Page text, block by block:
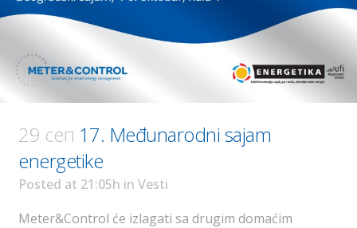
29 сеп 17. Međunarodni sajam
energetike
Posted at 21:05h in Vesti
Meter&Control će izlagati sa drugim domaćim